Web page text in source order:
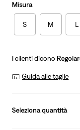
Misura
S M L
I clienti dicono
Guida alle taglie
Seleziona quantità